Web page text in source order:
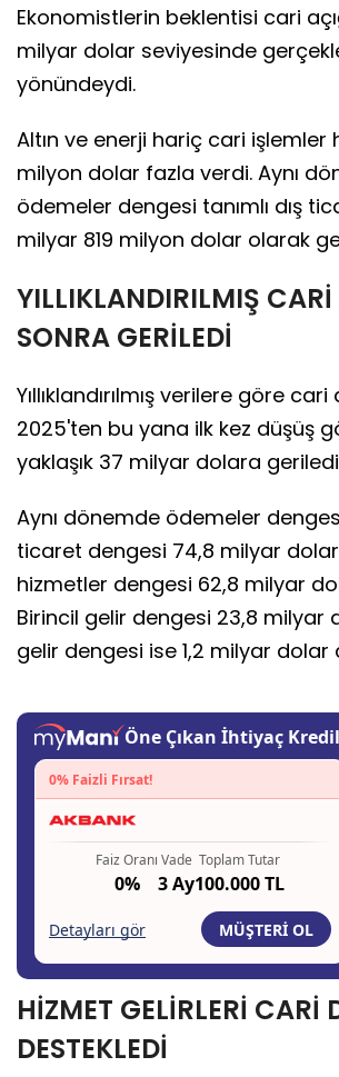
Ekonomistlerin beklentisi cari
milyar dolar seviyesinde
yönündeydi.
Altın ve enerji hariç cari işlemler
milyon dolar fazla verdi. Aynı
ödemeler dengesi tanımlı dış
milyar 819 milyon dolar olarak
YILLIKLANDIRILMIŞ
SONRA GERİLEDİ
Yıllıklandırılmış verilere göre cari
2025'ten bu yana ilk kez düşüş
yaklaşık 37 milyar dolara
Aynı dönemde ödemeler dengesi
ticaret dengesi 74,8 milyar dolar
hizmetler dengesi 62,8 milyar
Birincil gelir dengesi 23,8 milyar
gelir dengesi ise 1,2 milyar dolar
HİZMET GELİRLERİ CARİ
DESTEKLEDİ